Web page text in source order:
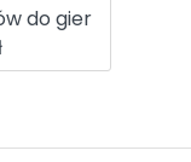
do gier